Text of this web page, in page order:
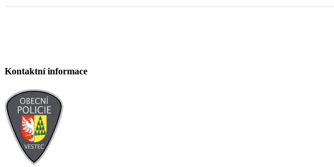
Kontaktní informace